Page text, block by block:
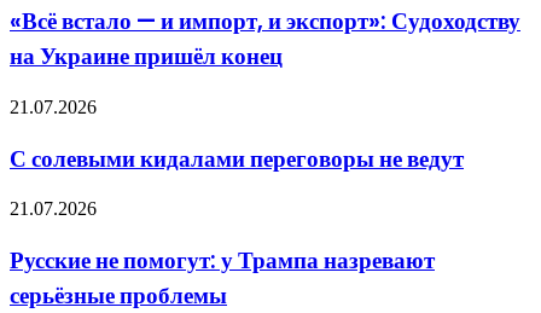
—
и
импорт,
экспорт»:
Судоходству
Украине
конец
«Всё встало — и импорт, и экспорт»: Судоходству
на Украине пришёл конец
С
кидалами
переговоры
ведут
21.07.2026
С солевыми кидалами переговоры не ведут
Русские
помогут:
у
Трампа
21.07.2026
Русские не помогут: у Трампа назревают
серьёзные проблемы